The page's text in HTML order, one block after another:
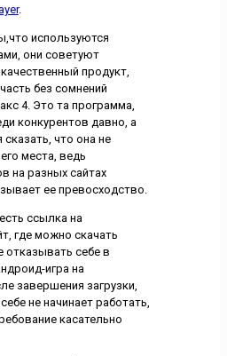
.
используются
они советуют
продукт,
без сомнений
4. Это та программа,
конкурентов давно, а
что она не
места, ведь
на разных сайтах
ее превосходство.
ссылка на
где можно скачать
отказывать себе в
игра на
завершения загрузки,
не начинает работать,
касательно